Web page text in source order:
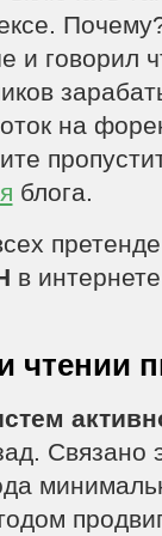
и говорил
на
блога.
в
чтении
Связано